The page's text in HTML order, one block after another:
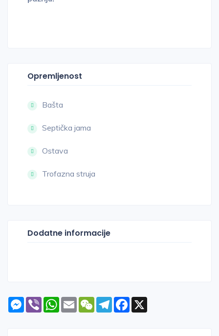
Opremljenost
Bašta
Septička jama
Ostava
Trofazna struja
Dodatne informacije
Messenger
Viber WhatsApp
Email WeChatTelegramFacebook